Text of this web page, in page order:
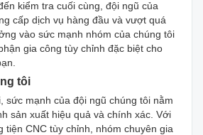
kiểm tra cuối cùng, đội ngũ của
cấp dịch vụ hàng đầu và vượt quá
vào sức mạnh nhóm của chúng tôi
gia công tùy chỉnh đặc biệt cho
tôi
sức mạnh của đội ngũ chúng tôi nằm
sản xuất hiệu quả và chính xác. Với
tiện CNC tùy chỉnh, nhóm chuyên gia